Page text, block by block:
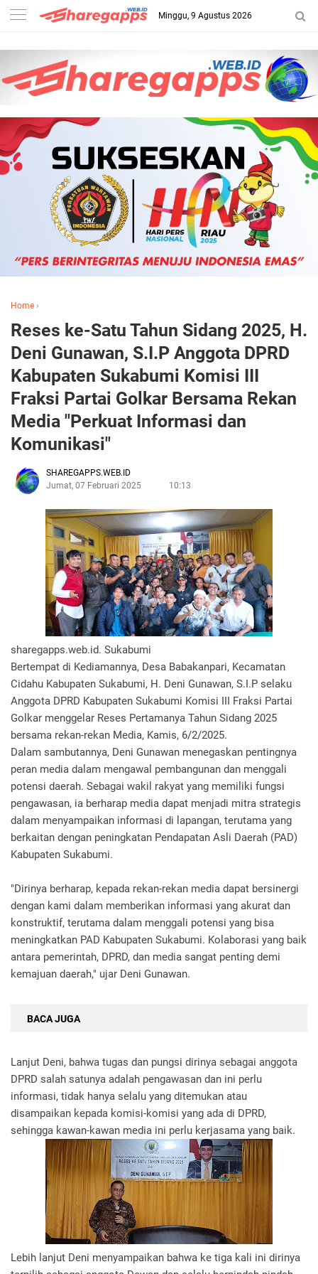
Minggu, 9 Agustus 2026
Home ›
Reses ke-Satu Tahun Sidang 2025, H.
Deni Gunawan, S.I.P Anggota DPRD
Kabupaten Sukabumi Komisi III
Fraksi Partai Golkar Bersama Rekan
Media "Perkuat Informasi dan
Komunikasi"
SHAREGAPPS.WEB.ID
Jumat, 07 Februari 2025
10:13
sharegapps.web.id. Sukabumi
Bertempat di Kediamannya, Desa Babakanpari, Kecamatan
Cidahu Kabupaten Sukabumi, H. Deni Gunawan, S.I.P selaku
Anggota DPRD Kabupaten Sukabumi Komisi III Fraksi Partai
Golkar menggelar Reses Pertamanya Tahun Sidang 2025
bersama rekan-rekan Media, Kamis, 6/2/2025.
Dalam sambutannya, Deni Gunawan menegaskan pentingnya
peran media dalam mengawal pembangunan dan menggali
potensi daerah. Sebagai wakil rakyat yang memiliki fungsi
pengawasan, ia berharap media dapat menjadi mitra strategis
dalam menyampaikan informasi di lapangan, terutama yang
berkaitan dengan peningkatan Pendapatan Asli Daerah (PAD)
Kabupaten Sukabumi.
"Dirinya berharap, kepada rekan-rekan media dapat bersinergi
dengan kami dalam memberikan informasi yang akurat dan
konstruktif, terutama dalam menggali potensi yang bisa
meningkatkan PAD Kabupaten Sukabumi. Kolaborasi yang baik
antara pemerintah, DPRD, dan media sangat penting demi
kemajuan daerah," ujar Deni Gunawan.
BACA JUGA
Lanjut Deni, bahwa tugas dan pungsi dirinya sebagai anggota
DPRD salah satunya adalah pengawasan dan ini perlu
informasi, tidak hanya selalu yang ditemukan atau
disampaikan kepada komisi-komisi yang ada di DPRD,
sehingga kawan-kawan media ini perlu kerjasama yang baik.
Lebih lanjut Deni menyampaikan bahwa ke tiga kali ini dirinya